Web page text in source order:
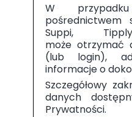
W
pośrednictwem
Suppi,
może otrzymać
(lub login),
informacje o
Szczegółowy
danych
Prywatności.